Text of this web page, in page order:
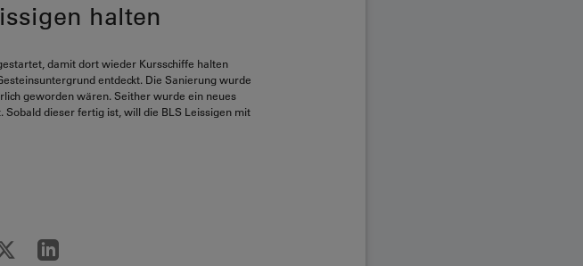
halten
damit dort wieder Kursschiffe halten
entdeckt. Die Sanierung wurde
geworden wären. Seither wurde ein neues
dieser fertig ist, will die BLS Leissigen mit